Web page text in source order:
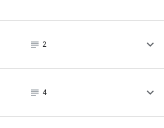
subject_black
2 
subject_black
4 